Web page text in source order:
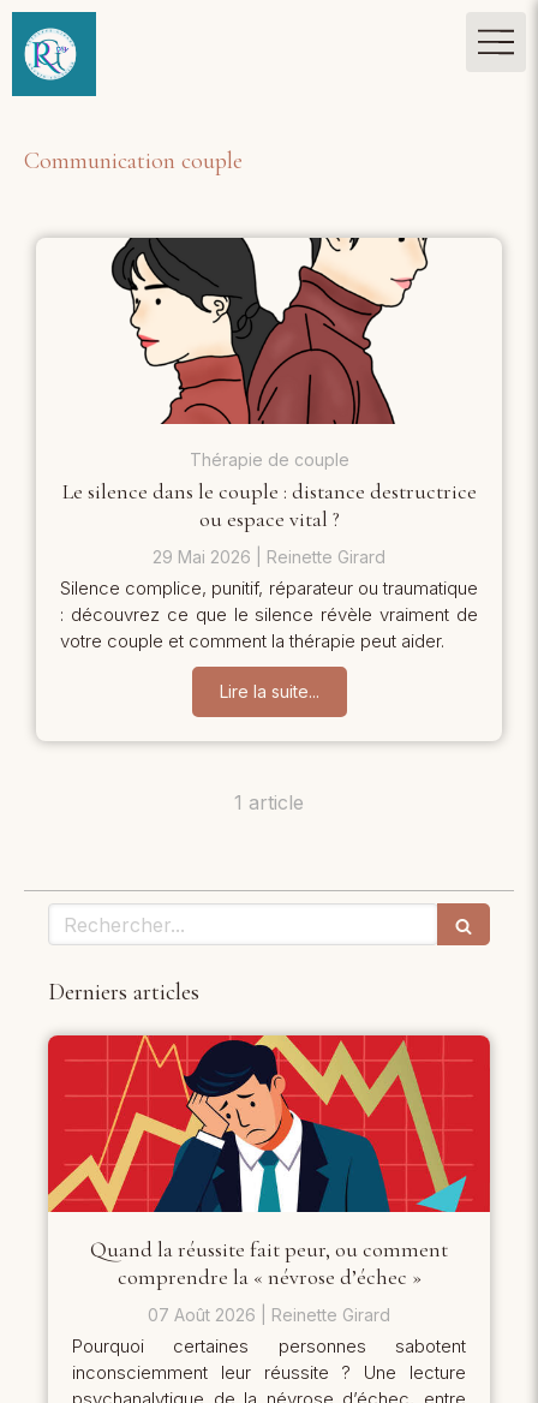
Communication couple
Thérapie de couple
Le silence dans le couple : distance destructrice
ou espace vital ?
29 Mai 2026 Reinette Girard
Silence complice, punitif, réparateur ou traumatique
: découvrez ce que le silence révèle vraiment de
votre couple et comment la thérapie peut aider.
Lire la suite...
1 article
Rechercher
Derniers articles
Quand la réussite fait peur, ou comment
comprendre la « névrose d’échec »
07 Août 2026 Reinette Girard
Pourquoi certaines personnes sabotent
inconsciemment leur réussite ? Une lecture